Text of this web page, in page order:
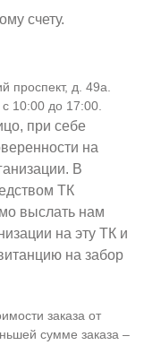
счету.
проспект, д. 49а.
10:00 до 17:00.
при себе
на
В
ТК
выслать нам
на эту ТК и
на забор
заказа от
сумме заказа –